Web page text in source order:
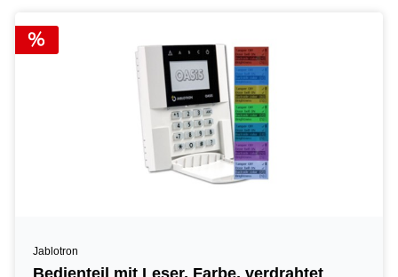
Jablotron
Bedienteil mit Leser, Farbe, verdrahtet